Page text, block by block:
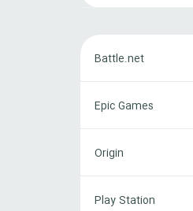
Battle.net
Games
Epic Games
Origin
Station
Play Station